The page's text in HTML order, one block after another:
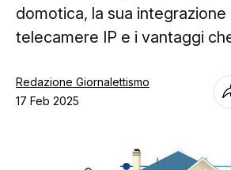
domotica, la sua integrazione
telecamere IP e i vantaggi
Redazione Giornalettismo
17 Feb 2025